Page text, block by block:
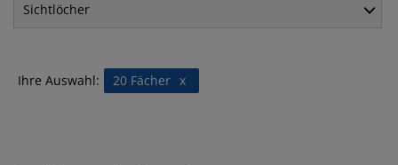
Sichtlöcher
Ihre Auswahl: x
20 Fächer